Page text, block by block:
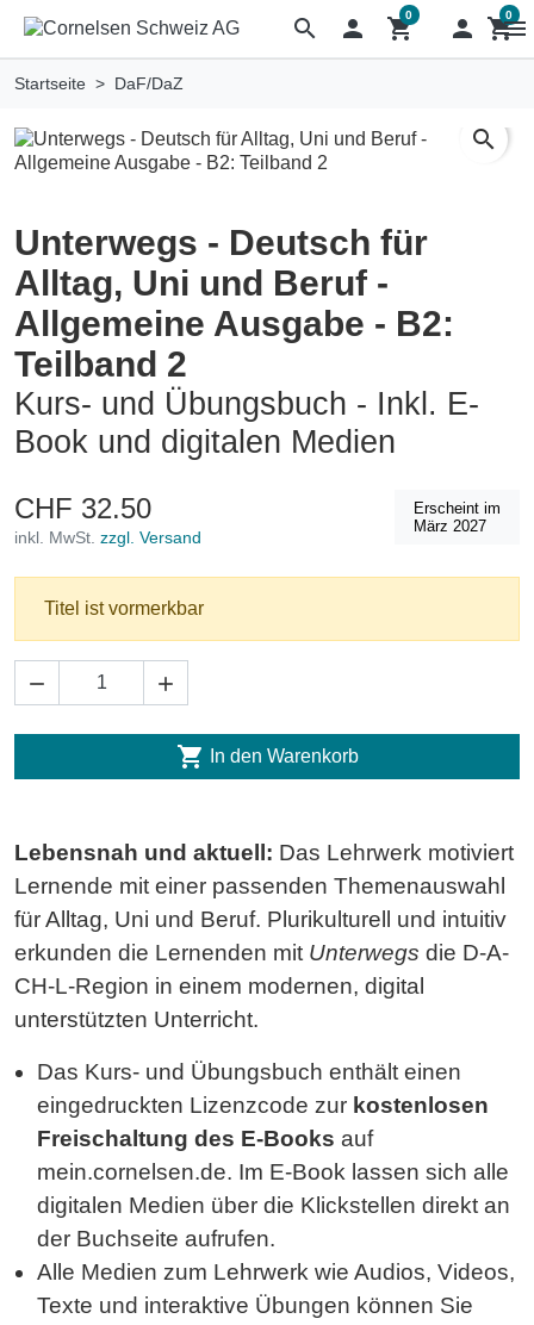
search  shopping_cart
0
 shopping_cart
0 menu
Startseite DaF/DaZ
search
Unterwegs - Deutsch für
Alltag, Uni und Beruf -
Allgemeine Ausgabe - B2:
Teilband 2
Kurs- und Übungsbuch - Inkl. E-
Book und digitalen Medien
Erscheint im
März 2027
CHF 32.50
inkl. MwSt. zzgl. Versand
Titel ist vormerkbar
 
 In den Warenkorb
Lebensnah und aktuell: Das Lehrwerk motiviert
Lernende mit einer passenden Themenauswahl
für Alltag, Uni und Beruf. Plurikulturell und intuitiv
erkunden die Lernenden mit Unterwegs die D-A-
CH-L-Region in einem modernen, digital
unterstützten Unterricht.
Das Kurs- und Übungsbuch enthält einen
eingedruckten Lizenzcode zur kostenlosen
Freischaltung des E-Books auf
mein.cornelsen.de. Im E-Book lassen sich alle
digitalen Medien über die Klickstellen direkt an
der Buchseite aufrufen.
Alle Medien zum Lehrwerk wie Audios, Videos,
Texte und interaktive Übungen können Sie